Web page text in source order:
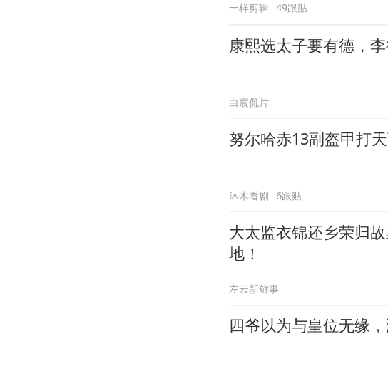
一样剪辑 49跟贴
康熙选太子要有德，
白宸侃片
努尔哈赤13副盔甲打天
沐木看剧 6跟贴
大太监衣锦还乡荣归
地！
左云新鲜事
四爷以为与皇位无缘